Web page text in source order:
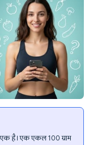
एक है। एक एकल 100 ग्राम